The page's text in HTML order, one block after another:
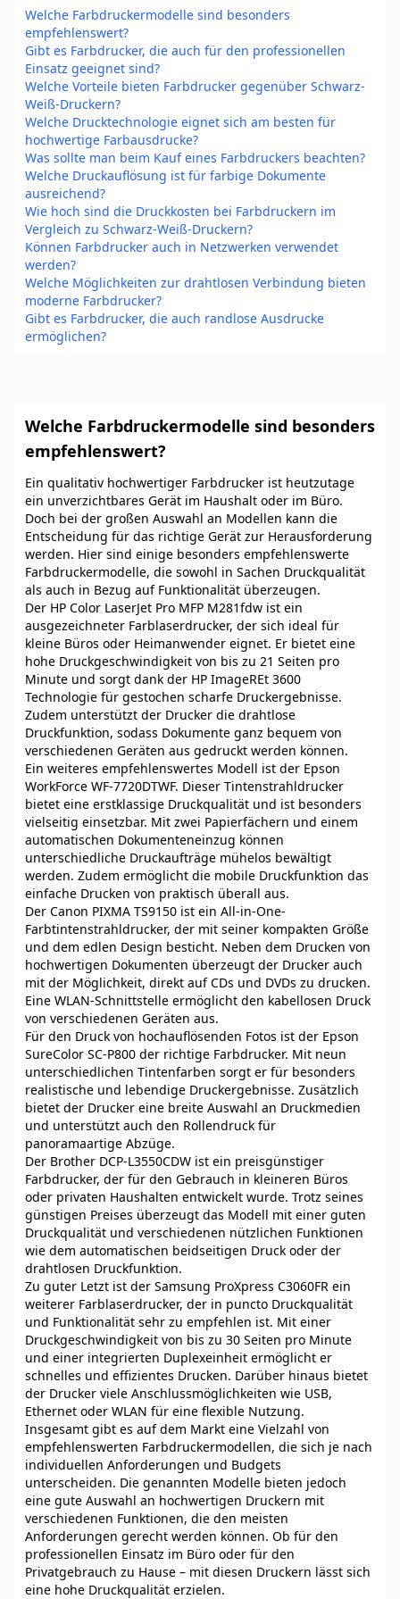
Welche Farbdruckermodelle sind besonders
empfehlenswert?
Gibt es Farbdrucker, die auch für den professionellen
Einsatz geeignet sind?
Welche Vorteile bieten Farbdrucker gegenüber Schwarz-
Weiß-Druckern?
Welche Drucktechnologie eignet sich am besten für
hochwertige Farbausdrucke?
Was sollte man beim Kauf eines Farbdruckers beachten?
Welche Druckauflösung ist für farbige Dokumente
ausreichend?
Wie hoch sind die Druckkosten bei Farbdruckern im
Vergleich zu Schwarz-Weiß-Druckern?
Können Farbdrucker auch in Netzwerken verwendet
werden?
Welche Möglichkeiten zur drahtlosen Verbindung bieten
moderne Farbdrucker?
Gibt es Farbdrucker, die auch randlose Ausdrucke
ermöglichen?
Welche Farbdruckermodelle sind besonders
empfehlenswert?
Ein qualitativ hochwertiger Farbdrucker ist heutzutage
ein unverzichtbares Gerät im Haushalt oder im Büro.
Doch bei der großen Auswahl an Modellen kann die
Entscheidung für das richtige Gerät zur Herausforderung
werden. Hier sind einige besonders empfehlenswerte
Farbdruckermodelle, die sowohl in Sachen Druckqualität
als auch in Bezug auf Funktionalität überzeugen.
Der HP Color LaserJet Pro MFP M281fdw ist ein
ausgezeichneter Farblaserdrucker, der sich ideal für
kleine Büros oder Heimanwender eignet. Er bietet eine
hohe Druckgeschwindigkeit von bis zu 21 Seiten pro
Minute und sorgt dank der HP ImageREt 3600
Technologie für gestochen scharfe Druckergebnisse.
Zudem unterstützt der Drucker die drahtlose
Druckfunktion, sodass Dokumente ganz bequem von
verschiedenen Geräten aus gedruckt werden können.
Ein weiteres empfehlenswertes Modell ist der Epson
WorkForce WF-7720DTWF. Dieser Tintenstrahldrucker
bietet eine erstklassige Druckqualität und ist besonders
vielseitig einsetzbar. Mit zwei Papierfächern und einem
automatischen Dokumenteneinzug können
unterschiedliche Druckaufträge mühelos bewältigt
werden. Zudem ermöglicht die mobile Druckfunktion das
einfache Drucken von praktisch überall aus.
Der Canon PIXMA TS9150 ist ein All-in-One-
Farbtintenstrahldrucker, der mit seiner kompakten Größe
und dem edlen Design besticht. Neben dem Drucken von
hochwertigen Dokumenten überzeugt der Drucker auch
mit der Möglichkeit, direkt auf CDs und DVDs zu drucken.
Eine WLAN-Schnittstelle ermöglicht den kabellosen Druck
von verschiedenen Geräten aus.
Für den Druck von hochauflösenden Fotos ist der Epson
SureColor SC-P800 der richtige Farbdrucker. Mit neun
unterschiedlichen Tintenfarben sorgt er für besonders
realistische und lebendige Druckergebnisse. Zusätzlich
bietet der Drucker eine breite Auswahl an Druckmedien
und unterstützt auch den Rollendruck für
panoramaartige Abzüge.
Der Brother DCP-L3550CDW ist ein preisgünstiger
Farbdrucker, der für den Gebrauch in kleineren Büros
oder privaten Haushalten entwickelt wurde. Trotz seines
günstigen Preises überzeugt das Modell mit einer guten
Druckqualität und verschiedenen nützlichen Funktionen
wie dem automatischen beidseitigen Druck oder der
drahtlosen Druckfunktion.
Zu guter Letzt ist der Samsung ProXpress C3060FR ein
weiterer Farblaserdrucker, der in puncto Druckqualität
und Funktionalität sehr zu empfehlen ist. Mit einer
Druckgeschwindigkeit von bis zu 30 Seiten pro Minute
und einer integrierten Duplexeinheit ermöglicht er
schnelles und effizientes Drucken. Darüber hinaus bietet
der Drucker viele Anschlussmöglichkeiten wie USB,
Ethernet oder WLAN für eine flexible Nutzung.
Insgesamt gibt es auf dem Markt eine Vielzahl von
empfehlenswerten Farbdruckermodellen, die sich je nach
individuellen Anforderungen und Budgets
unterscheiden. Die genannten Modelle bieten jedoch
eine gute Auswahl an hochwertigen Druckern mit
verschiedenen Funktionen, die den meisten
Anforderungen gerecht werden können. Ob für den
professionellen Einsatz im Büro oder für den
Privatgebrauch zu Hause – mit diesen Druckern lässt sich
eine hohe Druckqualität erzielen.